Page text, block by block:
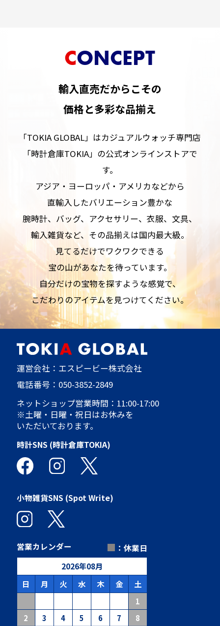
CONCEPT
輸入直売だからこその
価格と多彩な品揃え
「TOKIA GLOBAL」はカジュアルウォッチ専門店
「時計倉庫TOKIA」の公式オンラインストアで
す。
アジア・ヨーロッパ・アメリカなどから
直輸入したバリエーション豊かな
腕時計、バッグ、アクセサリー、衣服、文具、
輸入雑貨など、その品揃えは国内最大級。
見てるだけでワクワクできる
宝の山があなたを待っています。
自分だけの宝物を探すような感覚で、
こだわりのアイテムを見つけてください。
運営会社：エスピービー株式会社
電話番号： 050-3852-2849
ネットショップ営業時間：11:00-17:00
※土曜・日曜・祝日はお休みを
いただいております。
時計SNS (時計倉庫TOKIA)
小物雑貨SNS (Spot Write)
営業カレンダー ■ ：休業日
2026年08月
日
月 火 水 木 金 土
1
2
3 4 5 6 7
8